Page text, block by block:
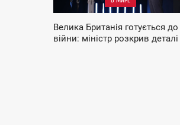
Велика Британія готується до
війни: міністр розкрив деталі